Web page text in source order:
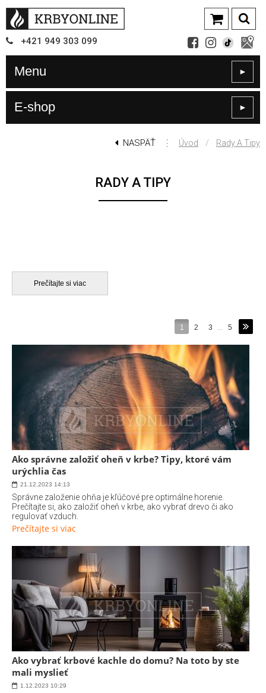
+421 949 303 099
Menu ►
E-shop ►
NASPÄŤ ⋮ Úvod / Rady A Tipy
RADY A TIPY
krbových kachlí, určite by ste sa mali
sústrediťna niekoľko
tým, než sa definitívne rozhodnete.
využiteľnosti výkonua
Prečítajte si viac
1 2 3 ... 5
Ako správne založiť oheň v krbe? Tipy, ktoré vám
urýchlia čas
21.12.2023 14:13
Správne založenie ohňa je kľúčové pre optimálne horenie.
Prečítajte si, ako založiť oheň v krbe, ako vybrať drevo či ako
regulovať vzduch.
Prečítajte si viac
Ako vybrať krbové kachle do domu? Na toto by ste
mali myslieť
1.12.2023 10:29